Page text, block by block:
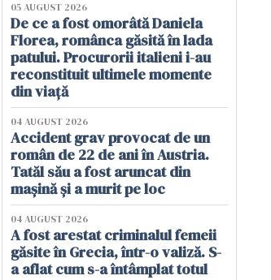
05 AUGUST 2026
De ce a fost omorâtă Daniela
Florea, românca găsită în lada
patului. Procurorii italieni i-au
reconstituit ultimele momente
din viață
04 AUGUST 2026
Accident grav provocat de un
român de 22 de ani în Austria.
Tatăl său a fost aruncat din
mașină și a murit pe loc
04 AUGUST 2026
A fost arestat criminalul femeii
găsite în Grecia, într-o valiză. S-
a aflat cum s-a întâmplat totul